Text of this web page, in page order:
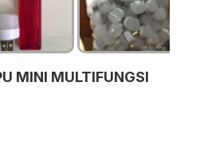
MINI MULTIFUNGSI